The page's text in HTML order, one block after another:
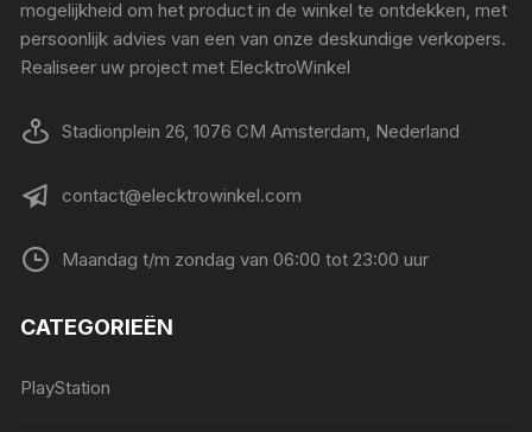
mogelijkheid om het product in de winkel te ontdekken, met
persoonlijk advies van een van onze deskundige verkopers.
Realiseer uw project met ElecktroWinkel
Stadionplein 26, 1076 CM Amsterdam, Nederland
contact@elecktrowinkel.com
Maandag t/m zondag van 06:00 tot 23:00 uur
CATEGORIEËN
PlayStation